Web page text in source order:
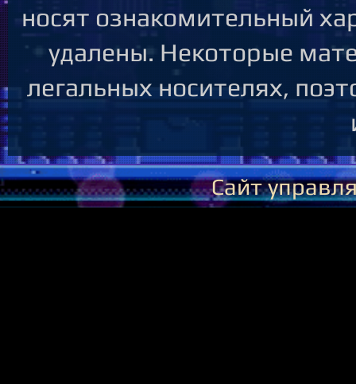
носят ознакомительный
удалены. Некоторые
легальных носителях,
Сайт